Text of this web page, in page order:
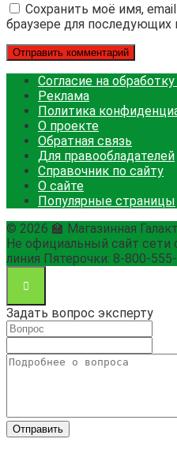
Сохранить моё имя,
браузере для
Согласие на
Реклама
Политика
О проекте
Обратная связь
Для правообладателей
Справочник по сайту
О сайте
Популярные страницы
© 2026 🏫 Магазинная
Не официальный сайт сети
линия Пятерочки: 8-800-
Задать вопрос эксперту